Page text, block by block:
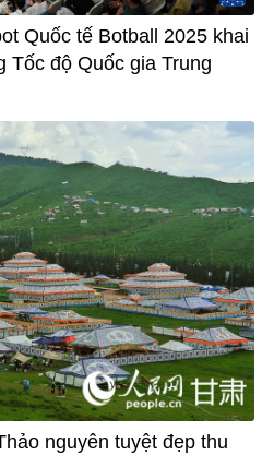
Quốc tế Botball 2025 khai
Tốc độ Quốc gia Trung
nguyên tuyệt đẹp thu